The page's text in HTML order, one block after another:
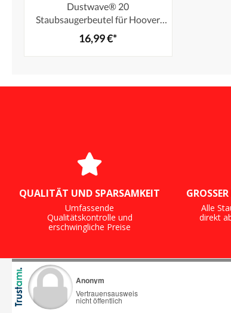
Dustwave® 20
Staubsaugerbeutel für Hoover
TS2394 / TRTS2394 -
hocheffizient, mehrlagiges
Mikrovlies mit Hygieneverschluss
16,99 €*
QUALITÄT UND SPARSAMKEIT
Umfassende
Qualitätskontrolle und
erschwingliche Preise
Alle
direkt